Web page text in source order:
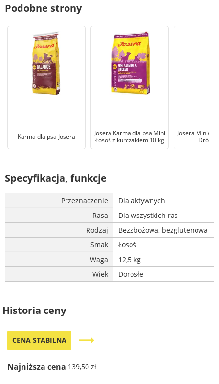
Podobne strony
Karma dla psa Josera
Josera Karma dla psa Mini
Łosoś z kurczakiem 10 kg
Josera
Drób
Specyfikacja, funkcje
Przeznaczenie
Dla aktywnych
Rasa
Dla wszystkich ras
Rodzaj
Bezzbożowa, bezglutenowa
Smak
Łosoś
Waga
12,5 kg
Wiek
Dorosłe
Historia ceny
CENA STABILNA trending_flat
Najniższa cena 139,50 zł